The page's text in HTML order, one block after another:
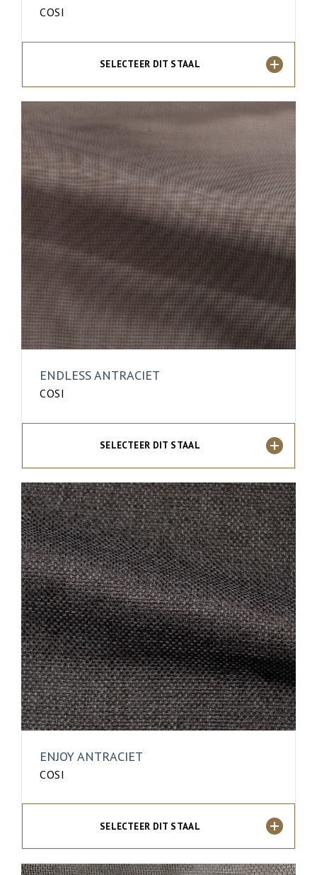
COSI
SELECTEER DIT STAAL
ENDLESS ANTRACIET
COSI
SELECTEER DIT STAAL
ENJOY ANTRACIET
COSI
SELECTEER DIT STAAL